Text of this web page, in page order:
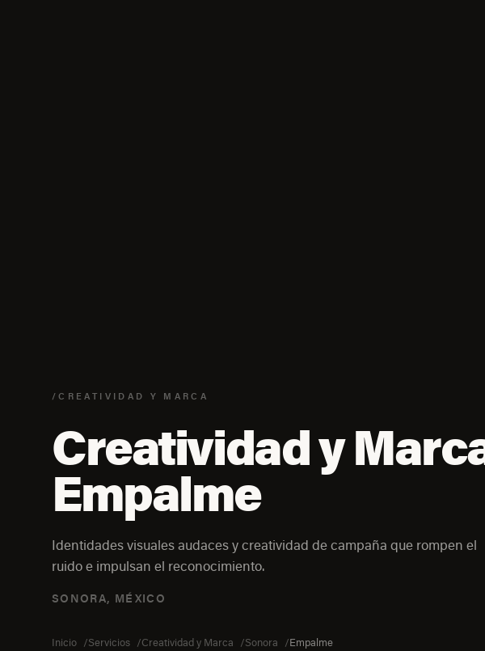
/CREATIVIDAD Y MARCA
Creatividad y
Empalme
Identidades visuales audaces y creatividad de campaña que rompen el
ruido e impulsan el reconocimiento.
SONORA, MÉXICO
Inicio Servicios Creatividad y Marca Sonora Empalme